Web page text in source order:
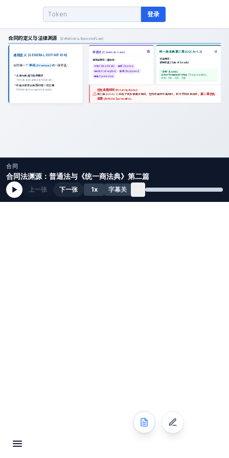
登录
合同
合同法渊源：普通法与《统一商法典》第二篇
上一张 下一张 1x 字幕关